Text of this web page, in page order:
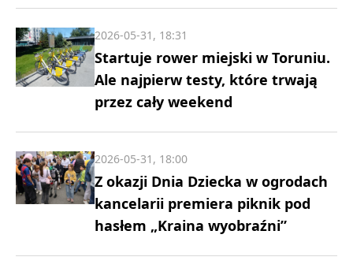
Startuje rower miejski w Toruniu.
Ale najpierw testy, które trwają
przez cały weekend
2026-05-31, 18:31
Z okazji Dnia Dziecka w ogrodach
kancelarii premiera piknik pod
hasłem „Kraina wyobraźni”
2026-05-31, 18:00